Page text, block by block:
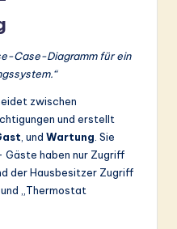
Case-Diagramm für ein
zwischen
und erstellt
, und Wartung . Sie
haben nur Zugriff
der Hausbesitzer Zugriff
„Thermostat